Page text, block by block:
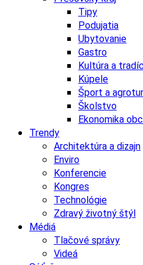
Tipy
Podujatia
Ubytovanie
Gastro
Kultúra a
Kúpele
Šport a
Školstvo
Ekonomika
Trendy
Architektúra a dizajn
Enviro
Konferencie
Kongres
Technológie
Zdravý životný štýl
Médiá
Tlačové správy
Videá